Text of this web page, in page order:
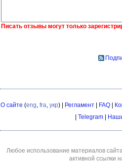
Писать отзывы могут только
О сайте (eng, fra, укр) | Регламент| FAQ|
Telegram
Любое использование материалов
активной ссылки